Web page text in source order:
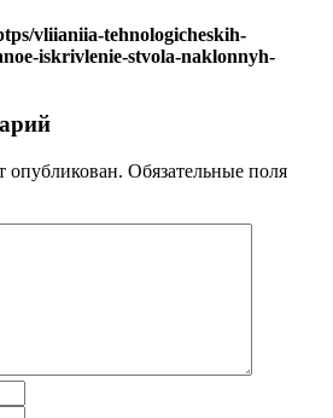
vliianiia-tehnologicheskih-
iskrivlenie-stvola-naklonnyh-
опубликован. Обязательные поля